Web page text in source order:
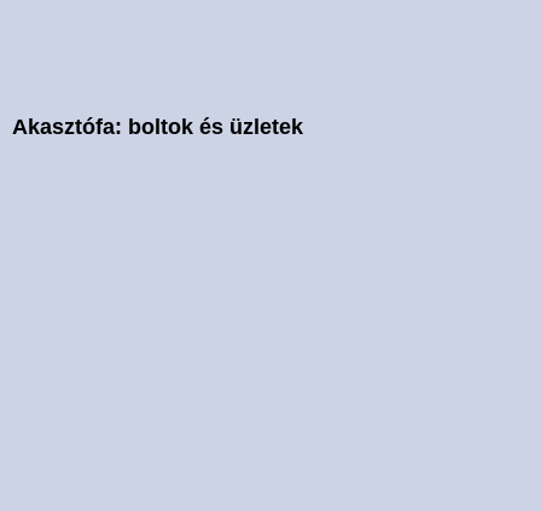
Akasztófa: boltok és üzletek